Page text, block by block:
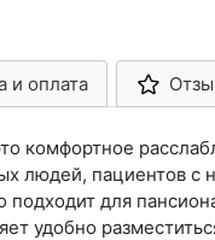
и оплата
комфортное
людей, пациентов с
подходит для
удобно